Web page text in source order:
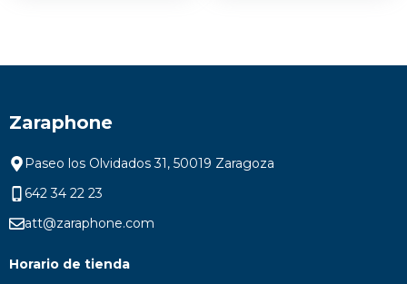
Zaraphone
Paseo los Olvidados 31, 50019 Zaragoza
642 34 22 23
att@zaraphone.com
Horario de tienda